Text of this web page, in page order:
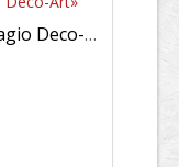
Grüne Glasblume gelb «Bellagio Deco-Art»